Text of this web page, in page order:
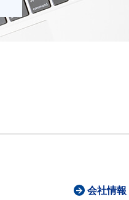
会社情報